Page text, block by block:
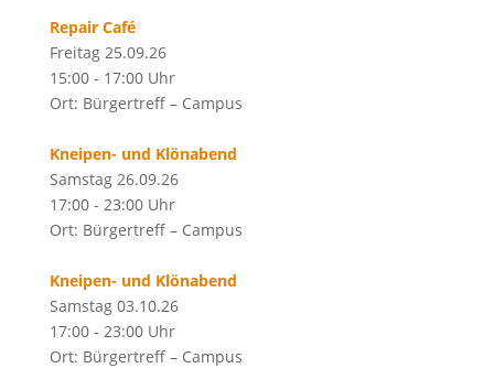
Repair Café
Freitag 25.09.26
15:00 - 17:00 Uhr
Ort: Bürgertreff – Campus
Kneipen- und Klönabend
Samstag 26.09.26
17:00 - 23:00 Uhr
Ort: Bürgertreff – Campus
Kneipen- und Klönabend
Samstag 03.10.26
17:00 - 23:00 Uhr
Ort: Bürgertreff – Campus